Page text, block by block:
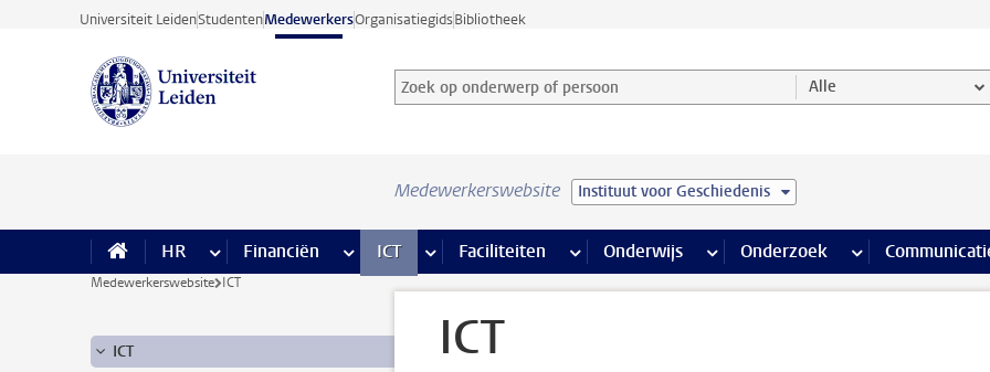
Ga direct naar de inhoud
Universiteit LeidenStudentenMedewerkersOrganisatiegidsBibliotheek
Zoek op onderwerp of persoon en selecteer categorie
Zoekterm Alle
Medewerkerswebsite Instituut voor Geschiedenis
HR meer HR pagina’s
Financiën meer Financiën pagina’s
ICT meer ICT pagina’s
Faciliteiten meer Faciliteiten pagina’s
Onderwijs meer Onderwijs pagina’s
Onderzoek meer Onderzoek
Medewerkerswebsite ICT
ICT
ICT